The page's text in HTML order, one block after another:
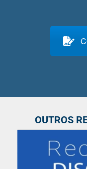
OUTROS